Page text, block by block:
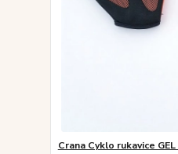
Crana Cyklo rukavice